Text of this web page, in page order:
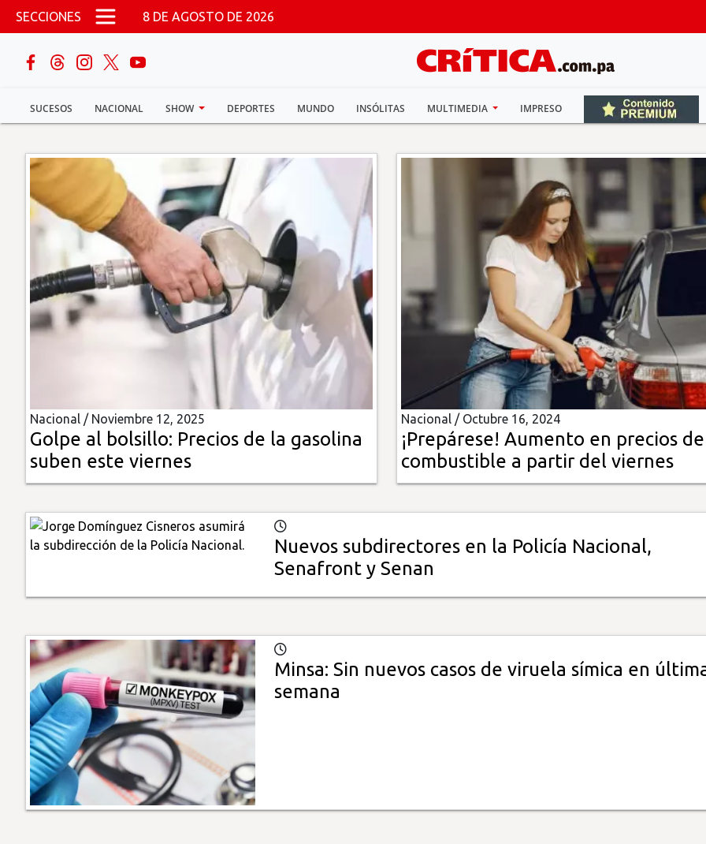
Pasar al contenido principal
SECCIONES 8 DE AGOSTO DE 2026
SUCESOS NACIONAL SHOW DEPORTES MUNDO INSÓLITAS MULTIMEDIA IMPRESO
buscar
Sucesos
Nacional
Política
Deportes
Mundo
Multimedia
Impreso
Nacional / Noviembre 12, 2025
Golpe al bolsillo: Precios de la gasolina
suben este viernes
Nacional / Octubre 16, 2024
¡Prepárese! Aumento en precios
combustible a partir del viernes
Nuevos subdirectores en la Policía Nacional,
Senafront y Senan
Minsa: Sin nuevos casos de viruela símica en
semana